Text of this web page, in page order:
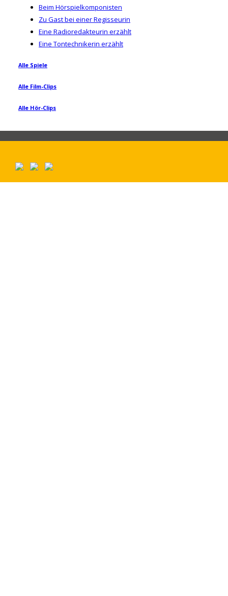
Beim Hörspielkomponisten
Zu Gast bei einer Regisseurin
Eine Radioredakteurin erzählt
Eine Tontechnikerin erzählt
Alle Spiele
Alle Film-Clips
Alle Hör-Clips